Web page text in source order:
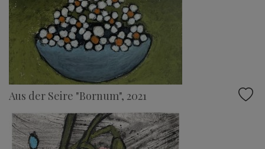
Aus der Seire "Bornum", 2021